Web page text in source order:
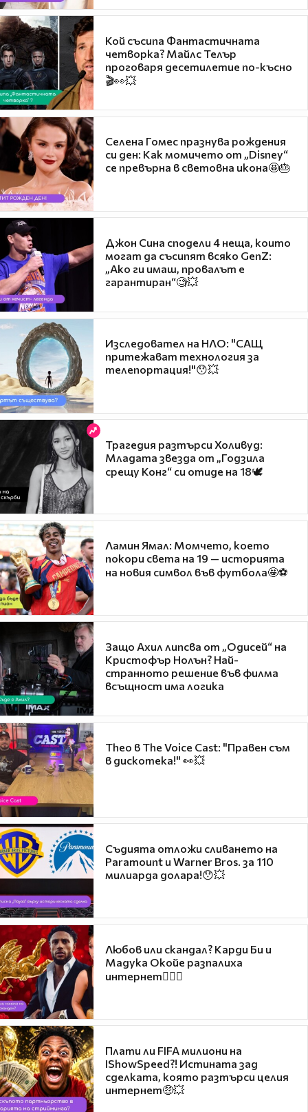
Кой съсипа Фантастичната
четворка? Майлс Телър
проговаря десетилетие по-късно
🎬👀💥
Селена Гомес празнува рождения
си ден: Как момичето от „Disney“
се превърна в световна икона🤩🎂
Джон Сина сподели 4 неща, които
могат да съсипят всяко GenZ:
„Ако ги имаш, провалът е
гарантиран“🧐💥
Изследовател на НЛО: "САЩ
притежават технология за
телепортация!"😯💥
Трагедия разтърси Холивуд:
Младата звезда от „Годзила
срещу Конг“ си отиде на 18🕊️
Ламин Ямал: Момчето, което
покори света на 19 — историята
на новия символ във футбола🤩⚽
Защо Ахил липсва от „Одисей“ на
Кристофър Нолън? Най-
странното решение във филма
всъщност има логика
Theo в The Voice Cast: "Правен съм
в дискотека!" 👀💥
Съдията отложи сливането на
Paramount и Warner Bros. за 110
милиарда долара!😯💥
Любов или скандал? Карди Би и
Мадука Окойе разпалиха
интернет❤️‍🔥🔥
Плати ли FIFA милиони на
IShowSpeed?! Истината зад
сделката, която разтърси целия
интернет🤑💥